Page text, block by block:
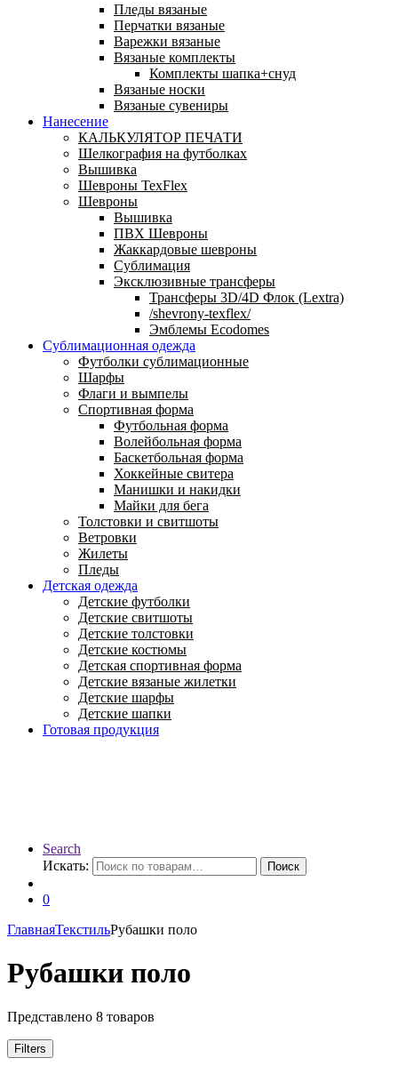
Пледы вязаные
Перчатки вязаные
Варежки вязаные
Вязаные комплекты
Комплекты шапка+снуд
Вязаные носки
Вязаные сувениры
Нанесение
КАЛЬКУЛЯТОР ПЕЧАТИ
Шелкография на футболках
Вышивка
Шевроны TexFlex
Шевроны
Вышивка
ПВХ Шевроны
Жаккардовые шевроны
Сублимация
Эксклюзивные трансферы
Трансферы 3D/4D Флок (Lextra)
/shevrony-texflex/
Эмблемы Ecodomes
Сублимационная одежда
Футболки сублимационные
Шарфы
Флаги и вымпелы
Спортивная форма
Футбольная форма
Волейбольная форма
Баскетбольная форма
Хоккейные свитера
Манишки и накидки
Майки для бега
Толстовки и свитшоты
Ветровки
Жилеты
Пледы
Детская одежда
Детские футболки
Детские свитшоты
Детские толстовки
Детские костюмы
Детская спортивная форма
Детские вязаные жилетки
Детские шарфы
Детские шапки
Готовая продукция
Search
Искать:
Поиск
0
ГлавнаяТекстильРубашки поло
Рубашки поло
Представлено 8 товаров
Filters